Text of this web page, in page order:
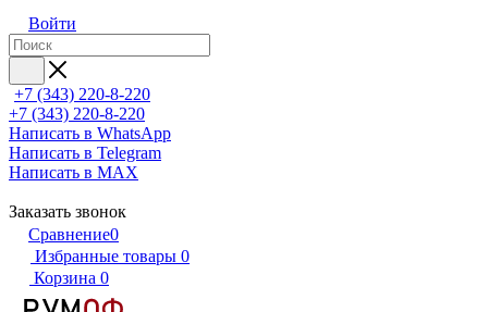
Войти
+7 (343) 220-8-220
+7 (343) 220-8-220
Написать в WhatsApp
Написать в Telegram
Написать в MAX
Заказать звонок
Сравнение0
Избранные товары 0
Корзина 0